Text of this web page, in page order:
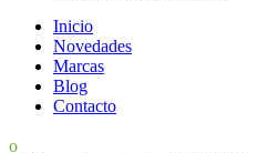
Inicio
Novedades
Marcas
Blog
Contacto